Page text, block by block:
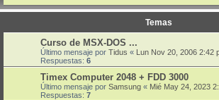
Temas
Curso de MSX-DOS ...
Último mensaje por Tidus « Lun Nov 20, 2006 2:42
Respuestas: 6
Timex Computer 2048 + FDD 3000
Último mensaje por Samsung « Mié May 24, 2023
Respuestas: 7